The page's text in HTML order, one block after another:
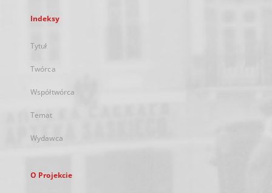
Indeksy
Tytuł
Twórca
Współtwórca
Temat
Wydawca
O Projekcie